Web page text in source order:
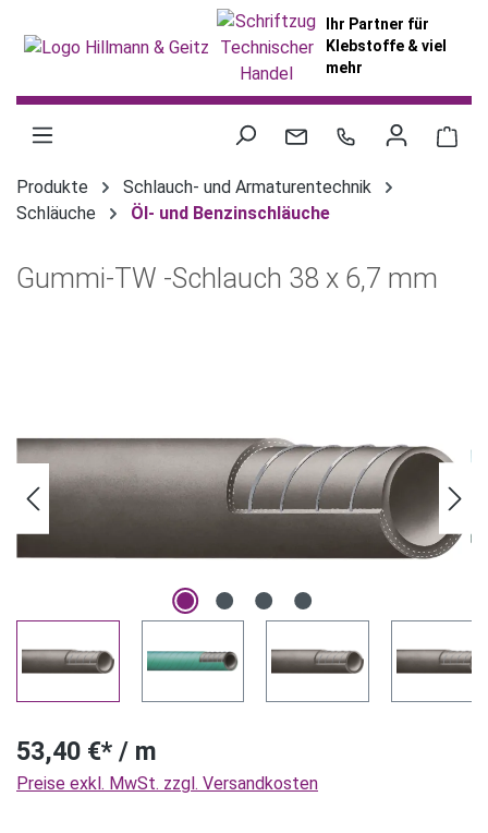
Ihr Partner für
Klebstoffe & viel
mehr
Produkte
Schlauch- und Armaturentechnik
Schläuche
Öl- und Benzinschläuche
Gummi-TW -Schlauch 38 x 6,7 mm
53,40 €* / m
Preise exkl. MwSt. zzgl. Versandkosten